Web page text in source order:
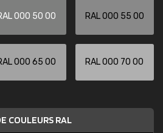
000 50 00 RAL 000 55 00
000 65 00 RAL 000 70 00
COULEURS RAL